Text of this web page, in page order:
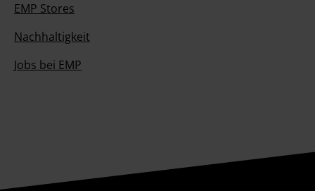
EMP Stores
Nachhaltigkeit
Jobs bei EMP